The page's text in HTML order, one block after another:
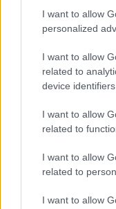
I want to allow
personalized
I want to allow
related to
device identifiers
I want to allow
related to
I want to allow
related to
I want to allow